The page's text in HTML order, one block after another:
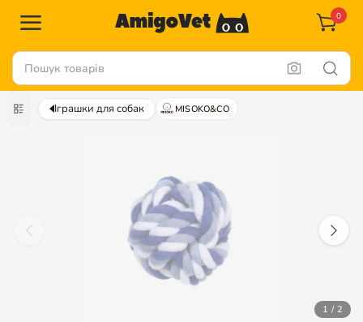
0
Іграшки для собак MISOKO&CO
1 / 2